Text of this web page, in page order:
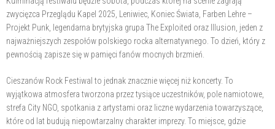
zwycięzca Przeglądu Kapel 2025, Leniwiec, Koniec Świata, Farben Lehre –
Projekt Punk, legendarna brytyjska grupa The Exploited oraz Illusion, jeden z
najważniejszych zespołów polskiego rocka alternatywnego. To dzień, który z
pewnością zapisze się w pamięci fanów mocnych brzmień.
Cieszanów Rock Festiwal to jednak znacznie więcej niż koncerty. To
wyjątkowa atmosfera tworzona przez tysiące uczestników, pole namiotowe,
strefa City NGO, spotkania z artystami oraz liczne wydarzenia towarzyszące,
które od lat budują niepowtarzalny charakter imprezy. To miejsce, gdzie